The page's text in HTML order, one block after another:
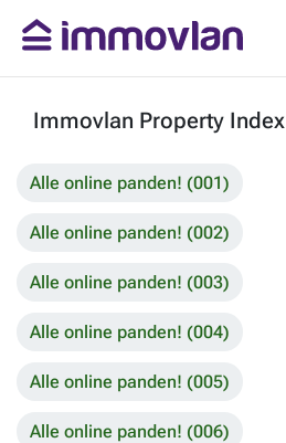
Immovlan Property Index
Alle online panden! (001)
Alle online panden! (002)
Alle online panden! (003)
Alle online panden! (004)
Alle online panden! (005)
Alle online panden! (006)